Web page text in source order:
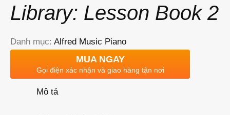
Library: Lesson Book 2
Danh mục: Alfred Music Piano
MUA NGAY
Gọi điện xác nhận và giao hàng tận nơi
Mô tả